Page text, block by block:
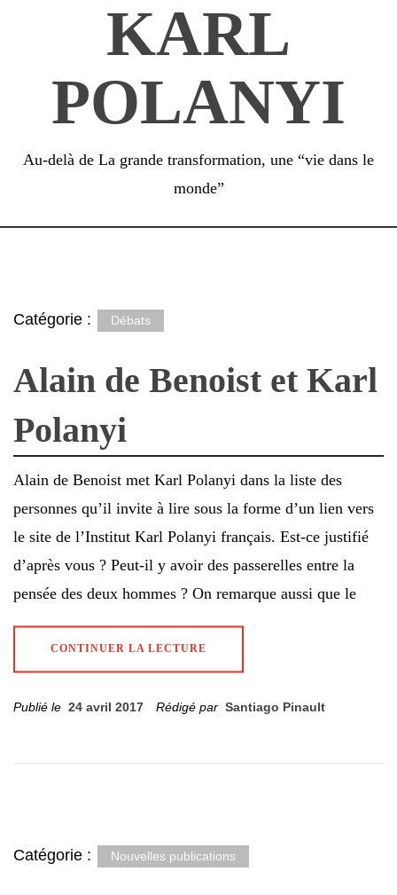
KARL
POLANYI
Au-delà de La grande transformation, une “vie dans le
monde”
Catégorie : Débats
Alain de Benoist et Karl
Polanyi
Alain de Benoist met Karl Polanyi dans la liste des
personnes qu’il invite à lire sous la forme d’un lien vers
le site de l’Institut Karl Polanyi français. Est-ce justifié
d’après vous ? Peut-il y avoir des passerelles entre la
pensée des deux hommes ? On remarque aussi que le
CONTINUER LA LECTURE
Publié le 24 avril 2017 Rédigé par Santiago Pinault
Catégorie : Nouvelles publications